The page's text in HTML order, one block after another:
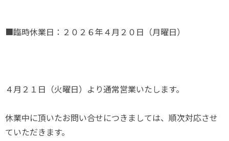
■臨時休業日：２０２６年４月２０日（月曜日）
４月２１日（火曜日）より通常営業いたします。
休業中に頂いたお問い合せにつきましては、順次対応させ
ていただきます。